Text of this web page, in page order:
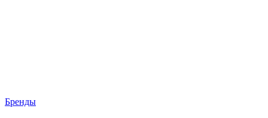
Бренды